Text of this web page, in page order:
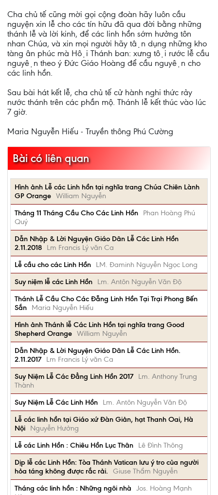
Cha chủ tế cũng mời gọi cộng đoàn hãy luôn cầu
nguyện xin lễ cho các tín hữu đã qua đời bằng những
thánh lễ và lời kinh, để các linh hồn sớm hưởng tôn
nhan Chúa, và xin mọi người hãy tận dụng những kho
tàng ân phúc mà Hội Thánh ban: xưng tội rước lễ cầu
nguyện theo ý Đức Giáo Hoàng để cầu nguyện cho
các linh hồn.
Sau bài hát kết lễ, cha chủ tế cử hành nghi thức rảy
nước thánh trên các phần mộ. Thánh lễ kết thúc vào lúc
7 giờ.
Maria Nguyễn Hiếu - Truyền thông Phú Cường
Bài có liên quan
Hình ảnh Lễ các Linh hồn tại nghĩa trang Chúa Chiên Lành
GP Orange William Nguyễn
Tháng 11 Tháng Cầu Cho Các Linh Hồn
Phan Hoàng Phú
Quý
Dẫn Nhập & Lời Nguyện Giáo Dân Lễ Các Linh Hồn
2.11.2018
Lm Francis Lý văn Ca
Lễ cầu cho các Linh Hồn
LM. Đaminh Nguyễn Ngọc Long
Suy niệm lễ các Linh Hồn
Lm. Antôn Nguyễn Văn Độ
Thánh Lễ Cầu Cho Các Đẵng Linh Hồn Tại Trại Phong Bến
Sắn
Maria Nguyễn Hiếu
Hình ảnh Thánh lễ Các Linh Hồn tại nghĩa trang Good
Shepherd Orange William Nguyễn
Dẫn Nhập & Lời Nguyện Giáo Dân Lễ Các Linh Hồn.
2.11.2017
Lm Francis Lý văn Ca
Suy Niệm Lễ Các Đẳng Linh Hồn 2017
Lm. Anthony Trung
Thành
Suy Niệm Lễ Các Linh Hồn
Lm. Antôn Nguyễn Văn Độ
Lễ các linh hồn tại Giáo xứ Đàn Giản, hạt Thanh Oai, Hà
Nội
Nguyễn Hưởng
Lễ các Linh Hồn : Chiêu Hồn Lục Thân
Lê Đình Thông
Dịp lễ các Linh Hồn: Tòa Thánh Vatican lưu ý tro của người
hỏa táng không được rắc rải.
Giuse Thẩm Nguyễn
Tháng các linh hồn : Những ngôi nhà
Jos. Hoàng Mạnh